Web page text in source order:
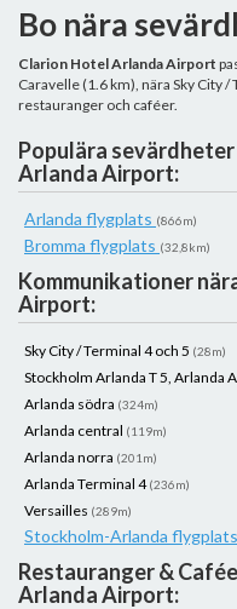
Bo nära
Clarion Hotel Arlanda Airport
Caravelle (1.6 km), nära Sky City
restauranger och caféer.
Populära
Arlanda Airport:
Arlanda flygplats (866m)
Bromma flygplats (32,8km)
Kommunikationer
Airport:
Sky City / Terminal 4 och 5 (28m)
Stockholm Arlanda T 5, Arlanda
Arlanda södra (324m)
Arlanda central (119m)
Arlanda norra (201m)
Arlanda Terminal 4(236m)
Versailles (289m)
Stockholm-Arlanda flygplats
Restauranger &
Arlanda Airport: